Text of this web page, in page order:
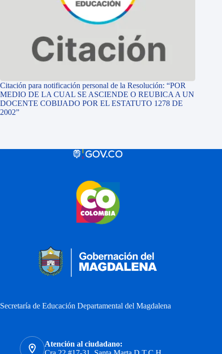
Citación para notificación personal de la Resolución: “POR
MEDIO DE LA CUAL SE ASCIENDE O REUBICA A UN
DOCENTE COBIJADO POR EL ESTATUTO 1278 DE
2002”
Secretaría de Educación Departamental del Magdalena
Atención al ciudadano: